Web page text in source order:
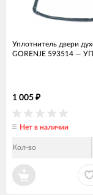
Уплотнитель двери
GORENJE 593514 —
1 005 ₽
Нет в наличии
Кол-во